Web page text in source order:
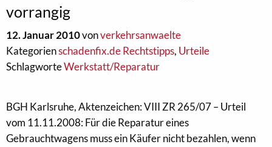
vorrangig
12. Januar 2010vonverkehrsanwaelte
Kategorienschadenfix.de Rechtstipps, Urteile
SchlagworteWerkstatt/Reparatur
BGH Karlsruhe, Aktenzeichen: VIII ZR 265/07 – Urteil
vom 11.11.2008: Für die Reparatur eines
Gebrauchtwagens muss ein Käufer nicht bezahlen, wenn